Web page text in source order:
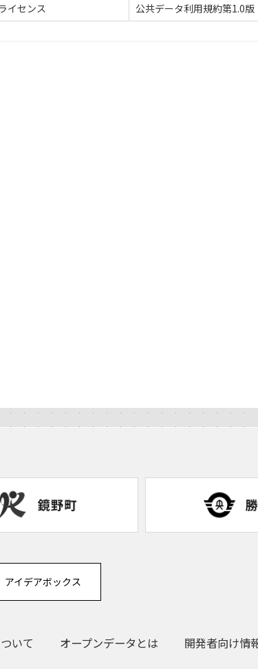
イセンス 公共データ利用規約第1.0版
アイデアボックス
いて オープンデータとは 開発者向け情